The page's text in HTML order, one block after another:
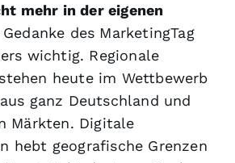
mehr in der eigenen
des MarketingTag
wichtig. Regionale
heute im Wettbewerb
ganz Deutschland und
Märkten. Digitale
hebt geografische Grenzen